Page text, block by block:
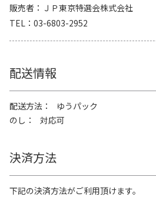
販売者
ＪＰ東京特選会株式会社
TEL
03-6803-2952
配送情報
配送方法
ゆうパック
のし
対応可
決済方法
下記の決済方法がご利用頂けます。